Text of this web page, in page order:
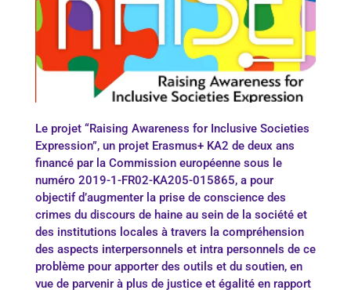
Le projet “Raising Awareness for Inclusive Societies
Expression”, un projet Erasmus+ KA2 de deux ans
financé par la Commission européenne sous le
numéro 2019-1-FR02-KA205-015865, a pour
objectif d’augmenter la prise de conscience des
crimes du discours de haine au sein de la société et
des institutions locales à travers la compréhension
des aspects interpersonnels et intra personnels de ce
problème pour apporter des outils et du soutien, en
vue de parvenir à plus de justice et égalité en rapport